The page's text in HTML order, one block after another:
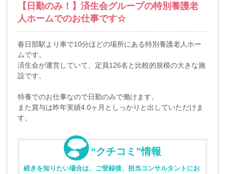
【日勤のみ！】済生会グループの特別養護老
人ホームでのお仕事です☆
春日部駅より車で10分ほどの場所にある特別養護老人ホー
ムです。
済生会が運営していて、定員126名と比較的規模の大きな施
設です。
特養でのお仕事なので日勤のみで働けます。
また賞与は昨年実績4.0ヶ月としっかりと出していただけま
す。
“クチコミ”情報
続きを知りたい場合は、ご登録後、担当コンサルタントにお